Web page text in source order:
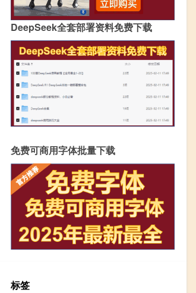
DeepSeek全套部署资料免费下载
免费可商用字体批量下载
标签